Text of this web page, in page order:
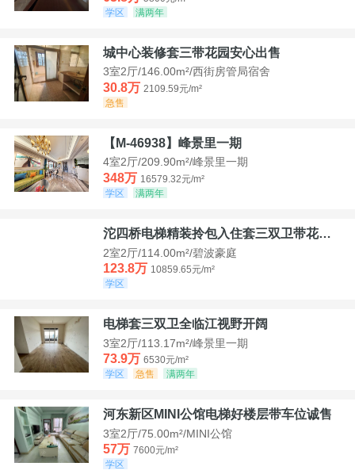
学区
满两年
城中心装修套三带花园安心出售
3室2厅/146.00m²/西街房管局宿舍
30.8万 2109.59元/m²
急售
【M-46938】峰景里一期
4室2厅/209.90m²/峰景里一期
348万 16579.32元/m²
学区
满两年
沱四桥电梯精装拎包入住套三双卫带花园40平米带车位
2室2厅/114.00m²/碧波豪庭
123.8万 10859.65元/m²
学区
电梯套三双卫全临江视野开阔
3室2厅/113.17m²/峰景里一期
73.9万 6530元/m²
学区
急售 满两年
河东新区MINI公馆电梯好楼层带车位诚售
3室2厅/75.00m²/MINI公馆
57万 7600元/m²
学区